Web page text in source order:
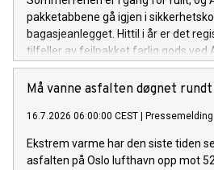
pakketabbene gå igjen i
bagasjeanlegget. Hittil i år er det
tilfeller av feilpakket farlig gods ved
åtte av ti tilfeller gjelder
Må vanne asfalten døgnet
16.7.2026 06:00:00 CEST Pressemelding
Ekstrem varme har den siste tiden
asfalten på Oslo lufthavn opp mot